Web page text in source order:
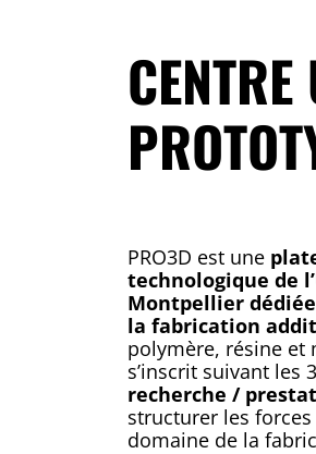
PRO3D est une
technologique de
Montpellier
la fabrication
polymère, résine et
s’inscrit suivant les
recherche /
structurer les
domaine de la